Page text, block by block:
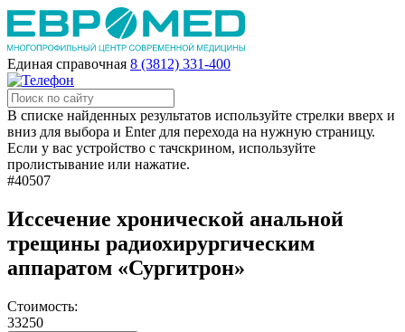
Единая справочная 8 (3812) 331-400
В списке найденных результатов используйте стрелки вверх и
вниз для выбора и Enter для перехода на нужную страницу.
Если у вас устройство с тачскрином, используйте
пролистывание или нажатие.
#40507
Иссечение хронической анальной
трещины радиохирургическим
аппаратом «Сургитрон»
Стоимость:
33250